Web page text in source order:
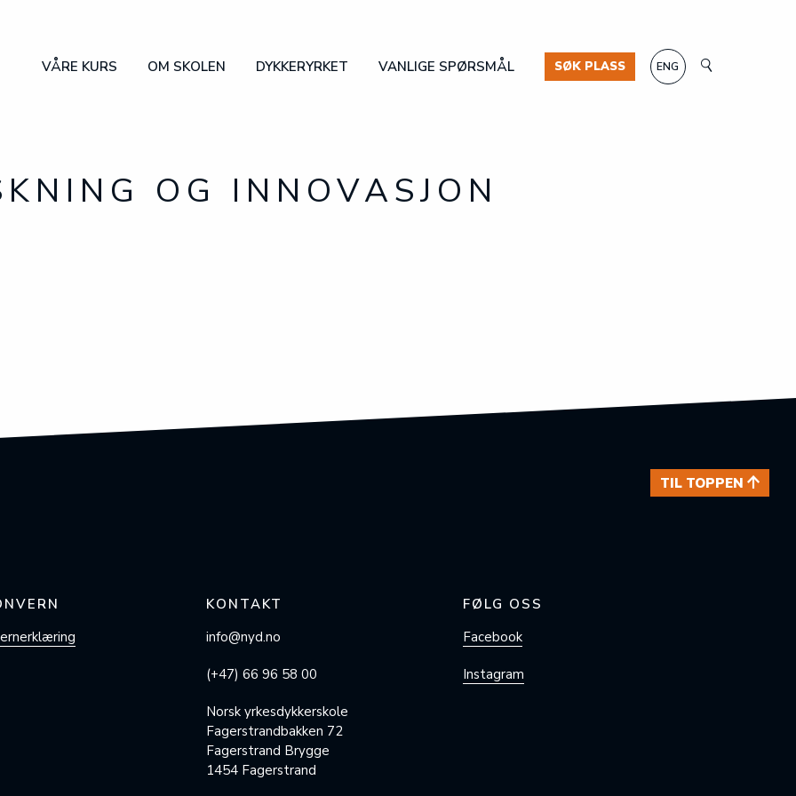
VÅRE KURS OM SKOLEN DYKKERYRKET VANLIGE SPØRSMÅL SØK PLASS ENG
OG INNOVASJON
TIL TOPPEN
KONTAKT
info@nyd.no
(+47) 66 96 58 00
Norsk yrkesdykkerskole
Fagerstrandbakken 72
Fagerstrand Brygge
1454 Fagerstrand
FØLG OSS
Facebook
Instagram